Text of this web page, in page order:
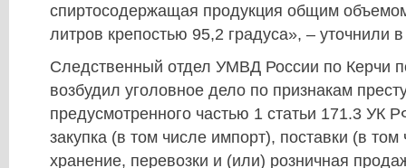
спиртосодержащая продукция общим
литров крепостью 95,2 градуса», – уточнили
Следственный отдел УМВД России по Керчи
возбудил уголовное дело по признакам
предусмотренного частью 1 статьи 171.3 УК
закупка (в том числе импорт), поставки (в том
хранение, перевозки и (или) розничная